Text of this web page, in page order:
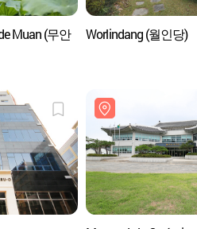
Muan (무안
Worlindang (월인당)